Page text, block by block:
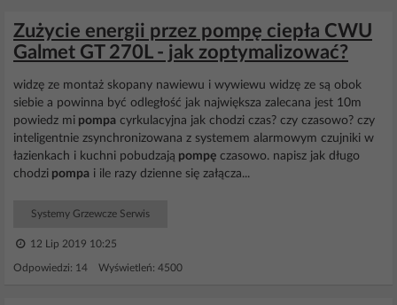
Zużycie energii przez pompę ciepła CWU
Galmet GT 270L - jak zoptymalizować?
widzę ze montaż skopany nawiewu i wywiewu widzę ze są obok
siebie a powinna być odległość jak największa zalecana jest 10m
powiedz mi pompa cyrkulacyjna jak chodzi czas? czy czasowo? czy
inteligentnie zsynchronizowana z systemem alarmowym czujniki w
łazienkach i kuchni pobudzają pompę czasowo. napisz jak długo
chodzi pompa i ile razy dzienne się załącza...
Systemy Grzewcze Serwis
12 Lip 2019 10:25
Odpowiedzi: 14 Wyświetleń: 4500